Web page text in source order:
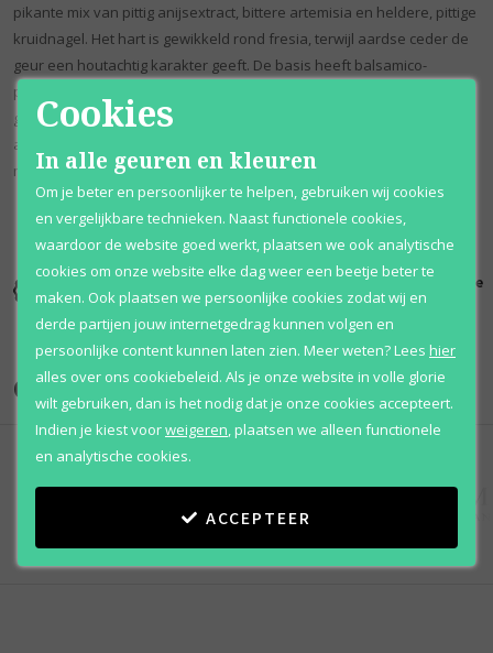
pikante mix van pittig anijsextract, bittere artemisia en heldere, pittige
kruidnagel. Het hart is gewikkeld rond fresia, terwijl aardse ceder de
geur een houtachtig karakter geeft. De basis heeft balsamico-
patchouli, vetiver en romige vanille, terwijl de dry-down wordt
gedomineerd door het luxueuze aroma van oudh gewonnen uit
agarhout. De ondertonen zijn van eucalyptus met een duidelijke
muntachtige en kamferachtige impressie.
Kortingen
tot wel 70%
Al 12 jaar
voordelig
100% originele
parfums
Onze merken
Cookies
In alle geuren en kleuren
Om je beter en persoonlijker te helpen, gebruiken wij cookies
en vergelijkbare technieken. Naast functionele cookies,
waardoor de website goed werkt, plaatsen we ook analytische
cookies om onze website elke dag weer een beetje beter te
maken. Ook plaatsen we persoonlijke cookies zodat wij en
derde partijen jouw internetgedrag kunnen volgen en
persoonlijke content kunnen laten zien. Meer weten?Lees hier
alles over ons cookiebeleid. Als je onze website in volle glorie
wilt gebruiken, dan is het nodig dat je onze cookies accepteert.
Indien je kiest voorweigeren plaatsen we alleen functionele
en analytische cookies.
ACCEPTEER